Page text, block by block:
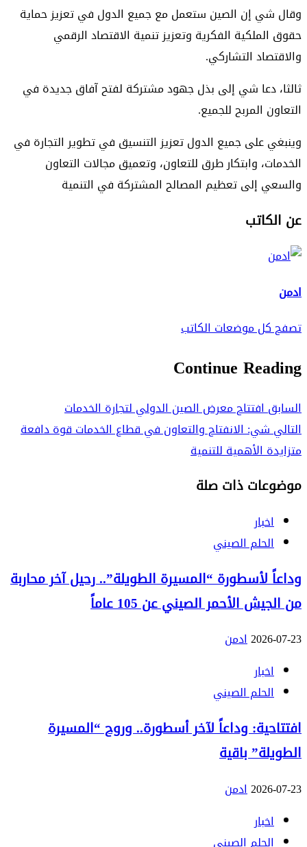
وقال شي إن الصين ستعمل مع جميع الدول في تعزيز حماية
حقوق الملكية الفكرية وتعزيز تنمية الاقتصاد الرقمي
والاقتصاد التشاركي.
ثالثا، دعا شي إلى بذل جهود مشتركة لفتح آفاق جديدة في
التعاون المربح للجميع.
وينبغي على جميع الدول تعزيز التنسيق في تطوير التجارة في
الخدمات، وابتكار طرق للتعاون، وتعميق مجالات التعاون
والسعي إلى تعظيم المصالح المشتركة في التنمية
عن الكاتب
ادمن
تصفح كل موضعات الكاتب
Continue Reading
السابقافتتاح معرض الصين الدولي لتجارة الخدمات
التاليشي: الانفتاح والتعاون في قطاع الخدمات قوة دافعة
متزايدة الأهمية للتنمية
موضوعات ذات صلة
اخبار
الحلم الصيني
وداعاً لأسطورة “المسيرة الطويلة”.. رحيل آخر محاربة
من الجيش الأحمر الصيني عن 105 عاماً
2026-07-23ادمن
اخبار
الحلم الصيني
افتتاحية: وداعاً لآخر أسطورة.. وروح “المسيرة
الطويلة” باقية
2026-07-23ادمن
اخبار
الحلم الصيني